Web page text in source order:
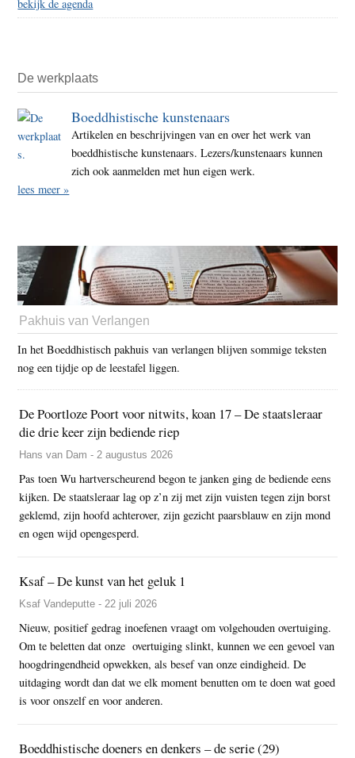
bekijk de agenda
De werkplaats
Boeddhistische kunstenaars
Artikelen en beschrijvingen van en over het werk van
boeddhistische kunstenaars. Lezers/kunstenaars kunnen
zich ook aanmelden met hun eigen werk.
lees meer »
Pakhuis van Verlangen
In het Boeddhistisch pakhuis van verlangen blijven sommige teksten
nog een tijdje op de leestafel liggen.
De Poortloze Poort voor nitwits, koan 17 – De staatsleraar
die drie keer zijn bediende riep
Hans van Dam - 2 augustus 2026
Pas toen Wu hartverscheurend begon te janken ging de bediende eens
kijken. De staatsleraar lag op z’n zij met zijn vuisten tegen zijn borst
geklemd, zijn hoofd achterover, zijn gezicht paarsblauw en zijn mond
en ogen wijd opengesperd.
Ksaf – De kunst van het geluk 1
Ksaf Vandeputte - 22 juli 2026
Nieuw, positief gedrag inoefenen vraagt om volgehouden overtuiging.
Om te beletten dat onze overtuiging slinkt, kunnen we een gevoel van
hoogdringendheid opwekken, als besef van onze eindigheid. De
uitdaging wordt dan dat we elk moment benutten om te doen wat goed
is voor onszelf en voor anderen.
Boeddhistische doeners en denkers – de serie (29)